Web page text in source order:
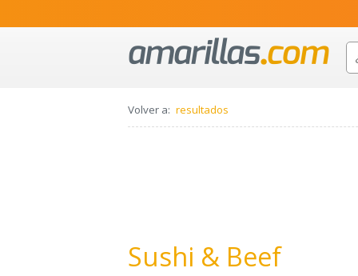
Volver a: resultados
Sushi & Beef